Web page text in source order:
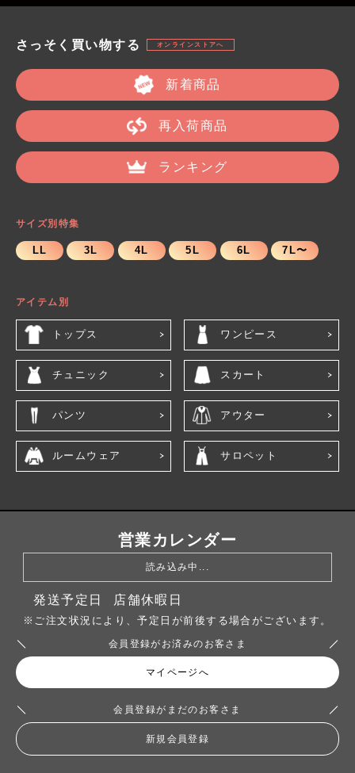
さっそく買い物する オンラインストアへ
新着商品
再入荷商品
ランキング
サイズ別特集
LL 3L 4L 5L 6L 7L〜
アイテム別
トップス ワンピース
チュニック スカート
パンツ アウター
ルームウェア サロペット
営業カレンダー
読み込み中...
発送予定日 店舗休暇日
※ご注文状況により、予定日が前後する場合がございます。
会員登録がお済みのお客さま
マイページへ
会員登録がまだのお客さま
新規会員登録